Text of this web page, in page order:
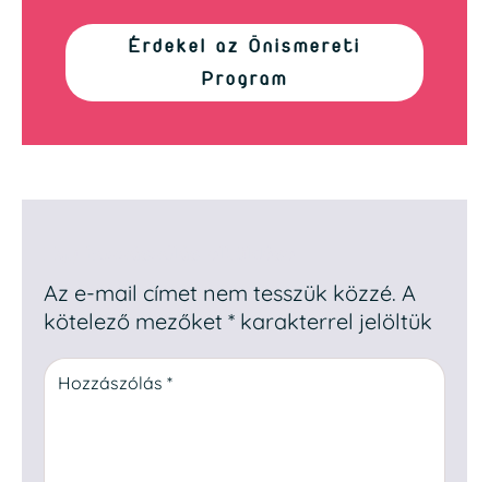
Érdekel az Önismereti
Program
Az e-mail címet nem tesszük közzé. A
kötelező mezőket * karakterrel jelöltük